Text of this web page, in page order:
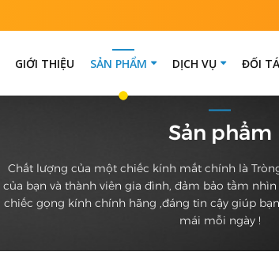
GIỚI THIỆU SẢN PHẨM DỊCH VỤ ĐỐI
Sản phẩm
Chất lượng của một chiếc kính mắt chính là
của bạn và thành viên gia đình, đảm bảo tầm
chiếc gọng kính chính hãng ,đáng tin cậy giúp
mái mỗi ngày !